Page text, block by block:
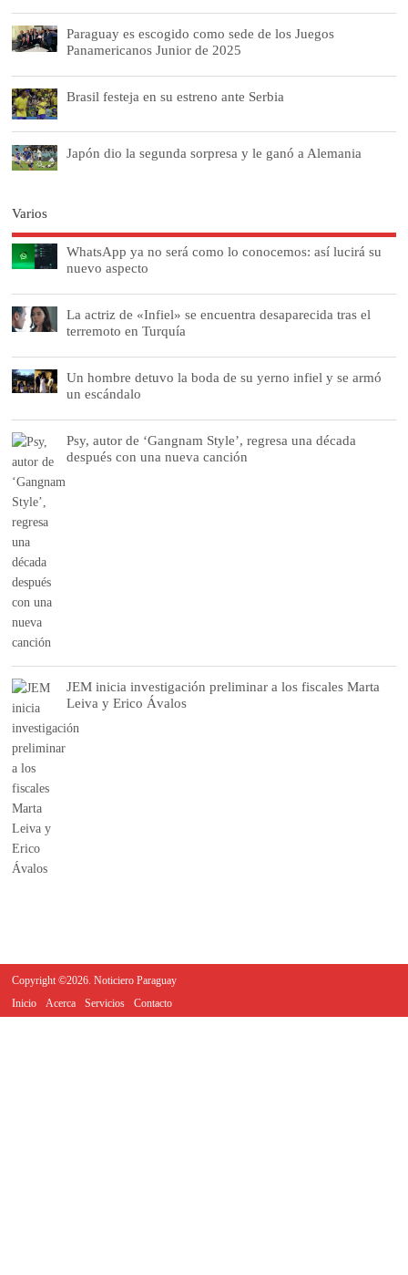
Paraguay es escogido como sede de los Juegos
Panamericanos Junior de 2025
Brasil festeja en su estreno ante Serbia
Japón dio la segunda sorpresa y le ganó a Alemania
Varios
WhatsApp ya no será como lo conocemos: así lucirá su
nuevo aspecto
La actriz de «Infiel» se encuentra desaparecida tras el
terremoto en Turquía
Un hombre detuvo la boda de su yerno infiel y se armó
un escándalo
Psy, autor de ‘Gangnam Style’, regresa una década
después con una nueva canción
JEM inicia investigación preliminar a los fiscales Marta
Leiva y Erico Ávalos
Copyright ©2026. Noticiero Paraguay
Inicio
Acerca Servicios Contacto